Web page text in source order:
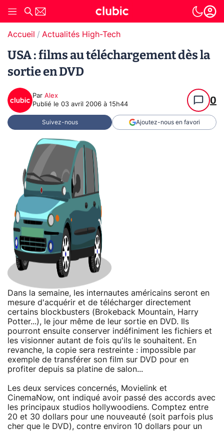
Accueil Actualités High-Tech
USA : films au téléchargement dès la
sortie en DVD
Par Alex
Publié le 03 avril 2006 à 15h44 0
Suivez-nous Ajoutez-nous en favori
Dans la semaine, les internautes américains seront en
mesure d'acquérir et de télécharger directement
certains blockbusters (Brokeback Mountain, Harry
Potter...), le jour même de leur sortie en DVD. Ils
pourront ensuite conserver indéfiniment les fichiers et
les visionner autant de fois qu'ils le souhaitent. En
revanche, la copie sera restreinte : impossible par
exemple de transférer son film sur DVD pour en
profiter depuis sa platine de salon...
Les deux services concernés, Movielink et
CinemaNow, ont indiqué avoir passé des accords avec
les principaux studios hollywoodiens. Comptez entre
20 et 30 dollars pour une nouveauté (soit parfois plus
cher que le DVD), contre environ 10 dollars pour un